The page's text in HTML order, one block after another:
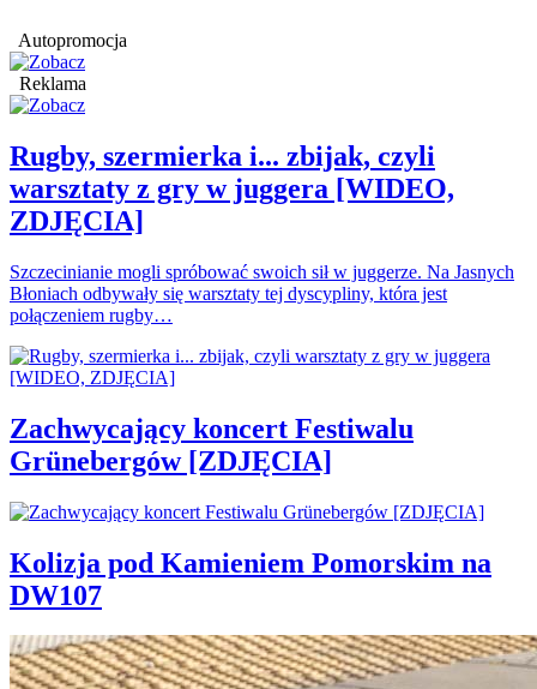
Autopromocja
Reklama
Rugby, szermierka i... zbijak, czyli
warsztaty z gry w juggera [WIDEO,
ZDJĘCIA]
Szczecinianie mogli spróbować swoich sił w juggerze. Na Jasnych
Błoniach odbywały się warsztaty tej dyscypliny, która jest
połączeniem rugby…
Zachwycający koncert Festiwalu
Grünebergów [ZDJĘCIA]
Kolizja pod Kamieniem Pomorskim na
DW107